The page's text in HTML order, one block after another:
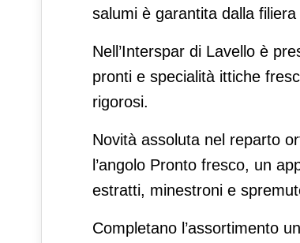
salumi è garantita dalla
Nell’Interspar di Lavello è
pronti e specialità ittiche
rigorosi.
Novità assoluta nel reparto
l’angolo Pronto fresco, un
estratti, minestroni e
Completano l’assortimento